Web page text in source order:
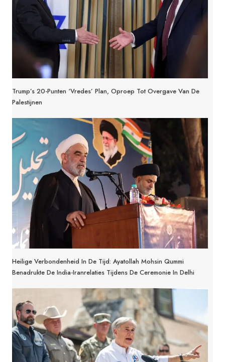
Trump’s 20-Punten ‘Vredes’ Plan, Oproep Tot Overgave Van De
Palestijnen
Heilige Verbondenheid In De Tijd: Ayatollah Mohsin Qummi
Benadrukte De India-Iranrelaties Tijdens De Ceremonie In Delhi